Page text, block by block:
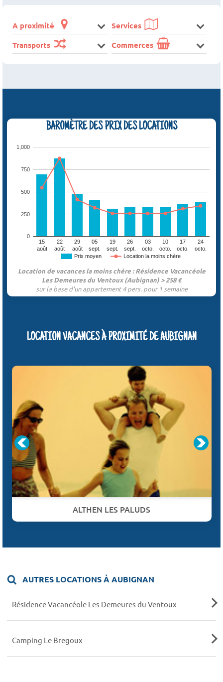
A proximité
Services
Transports
Commerces
BAROMÈTRE DES PRIX DES LOCATIONS
Prix moyen Location la moins chère
15
août
22
août
29
août
05
sept.
19
sept.
26
sept.
03
octo.
10
octo.
17
octo.
24
octo.
0
250
500
750
1,000
Location de vacances la moins chère : Résidence Vacancéole
Les Demeures du Ventoux (Aubignan) > 258 €
sur la base d'un appartement 4 pers. pour 1 semaine
LOCATION VACANCES À PROXIMITÉ DE AUBIGNAN
ALTHEN LES PALUDS
AUTRES LOCATIONS À AUBIGNAN
Résidence Vacancéole Les Demeures du Ventoux
Camping Le Bregoux